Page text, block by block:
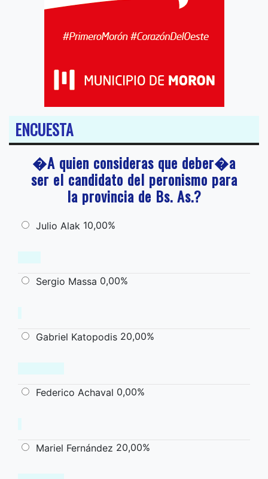
ENCUESTA
�A quien consideras que deber�a
ser el candidato del peronismo para
la provincia de Bs. As.?
Julio Alak 10,00%
Sergio Massa 0,00%
Gabriel Katopodis 20,00%
Federico Achaval 0,00%
Mariel Fernández 20,00%